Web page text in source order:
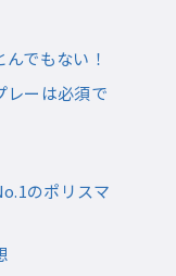
でもない！
レーは必須で
のポリスマ